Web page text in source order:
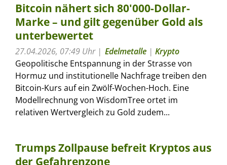
Bitcoin nähert sich 80'000-Dollar-
Marke – und gilt gegenüber Gold als
unterbewertet
27.04.2026, 07:49 Uhr Edelmetalle | Krypto
Geopolitische Entspannung in der Strasse von
Hormuz und institutionelle Nachfrage treiben den
Bitcoin-Kurs auf ein Zwölf-Wochen-Hoch. Eine
Modellrechnung von WisdomTree ortet im
relativen Wertvergleich zu Gold zudem...
Trumps Zollpause befreit Kryptos aus
der Gefahrenzone